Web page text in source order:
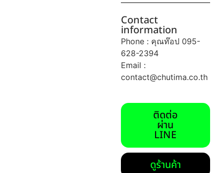
Contact
information
Phone : คุณท๊อป 095-
628-2394
Email :
contact@chutima.co.th
ติดต่อ
ผ่าน
LINE
ดูร้านค้า